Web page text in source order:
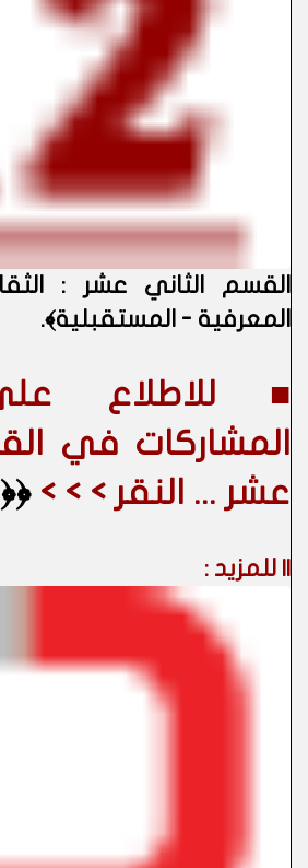
القسم الثاني عشر :
المعرفية - المستقبلية﴾.
■ للاطلاع
المشاركات في
عشر ... النقر > > >
|| للمزيد :